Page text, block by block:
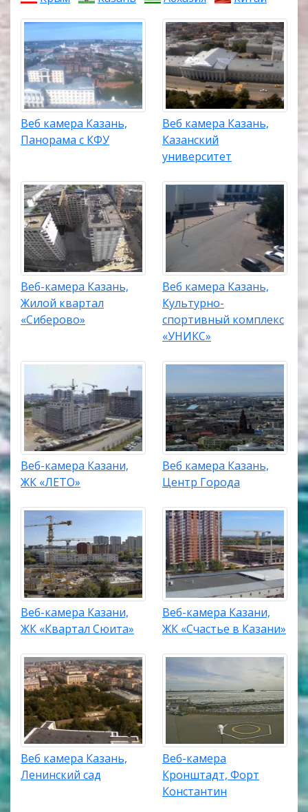
Веб камера Казань,
Панорама с КФУ
Веб камера Казань,
Казанский
университет
Веб-камера Казань,
Жилой квартал
«Сиберово»
Веб камера Казань,
Культурно-
спортивный комплекс
«УНИКС»
Веб-камера Казани,
ЖК «ЛЕТО»
Веб камера Казань,
Центр Города
Веб-камера Казани,
ЖК «Квартал Сюита»
Веб-камера Казани,
ЖК «Счастье в Казани»
Веб камера Казань,
Ленинский сад
Веб-камера
Кронштадт, Форт
Константин